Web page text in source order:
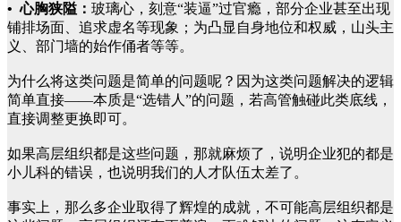
• 心胸狭隘： 玻璃心，刻意“装逼”过官瘾，部分企业甚至出现
铺排场面、追求虚名等现象；为凸显自身地位和权威，山头主
义、部门墙的始作俑者等等。
为什么将这类问题是简单的问题呢？因为这类问题解决的逻辑
简单直接——本质是“选错人”的问题，若高管触碰此类底线，
直接调整更换即可。
如果高层组织都是这些问题，那就麻烦了，说明企业犯的都是
小儿科的错误，也说明我们的人才队伍太差了。
事实上，那么多企业取得了辉煌的成就，不可能高层组织都是